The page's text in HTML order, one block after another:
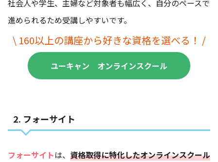
社会人や学生、主婦など対象者も幅広く、自分のペースで
進められるため受講しやすいです。
\ 160以上の講座から好きな資格を選べる！ /
ユーキャン オンラインスクール
2. フォーサイト
フォーサイトは、 資格取得に特化したオンラインスクール